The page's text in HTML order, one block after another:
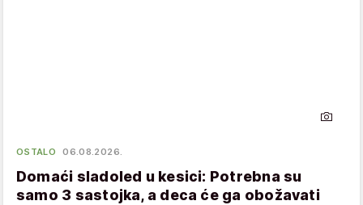
OSTALO 06.08.2026.
Domaći sladoled u kesici: Potrebna su
samo 3 sastojka, a deca će ga obožavati